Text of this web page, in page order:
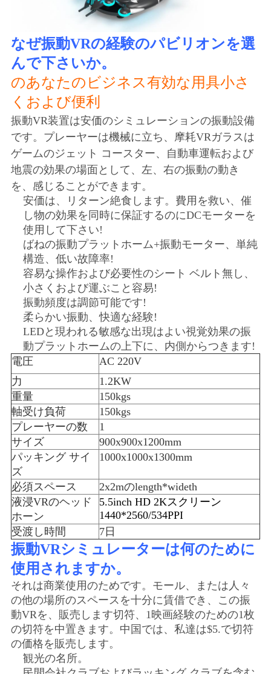
なぜ振動VRの経験のパビリオンを選
んで下さいか。
のあなたのビジネス有効な用具小さ
くおよび便利
振動VR装置は安価のシミュレーションの振動設備
です。プレーヤーは機械に立ち、摩耗VRガラスは
ゲームのジェット コースター、自動車運転および
地震の効果の場面として、左、右の振動の動き
を、感じることができます。
安価は、リターン絶食します。費用を救い、催
し物の効果を同時に保証するのにDCモーターを
使用して下さい!
ばねの振動プラットホーム+振動モーター、単純
構造、低い故障率!
容易な操作および必要性のシート ベルト無し、
小さくおよび運ぶこと容易!
振動頻度は調節可能です!
柔らかい振動、快適な経験!
LEDと現われる敏感な出現はよい視覚効果の振
動プラットホームの上下に、内側からつきます!
電圧
AC 220V
力
1.2KW
重量
150kgs
軸受け負荷
150kgs
プレーヤーの数
1
サイズ
900x900x1200mm
パッキング サイ
ズ
1000x1000x1300mm
必須スペース
2x2mのlength*wideth
液浸VRのヘッド
ホーン
5.5inch HD 2Kスクリーン
1440*2560/534PPI
受渡し時間
7日
振動VRシミュレーターは何のために
使用されますか。
それは商業使用のためです。モール、または人々
の他の場所のスペースを十分に賃借でき、この振
動VRを、販売します切符、1映画経験のための1枚
の切符を中置きます。中国では、私達は$5.で切符
の価格を販売します。
観光の名所。